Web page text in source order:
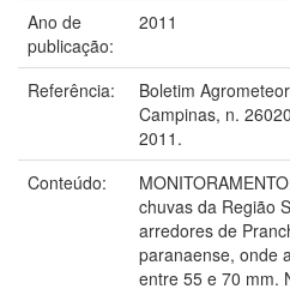
Ano de
publicação:
2011
Referência:
Boletim
Campinas, n.
2011.
Conteúdo:
chuvas da Região
arredores de
paranaense, onde
entre 55 e 70 mm.